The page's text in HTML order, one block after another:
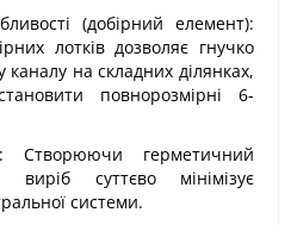
(добірний елемент):
лотків дозволяє гнучко
на складних ділянках,
повнорозмірні 6-
Створюючи герметичний
суттєво мінімізує
системи.